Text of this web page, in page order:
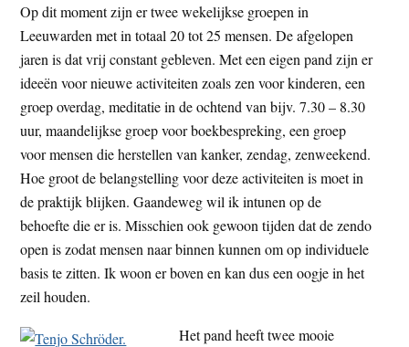
Op dit moment zijn er twee wekelijkse groepen in
Leeuwarden met in totaal 20 tot 25 mensen. De afgelopen
jaren is dat vrij constant gebleven. Met een eigen pand zijn er
ideeën voor nieuwe activiteiten zoals zen voor kinderen, een
groep overdag, meditatie in de ochtend van bijv. 7.30 – 8.30
uur, maandelijkse groep voor boekbespreking, een groep
voor mensen die herstellen van kanker, zendag, zenweekend.
Hoe groot de belangstelling voor deze activiteiten is moet in
de praktijk blijken. Gaandeweg wil ik intunen op de
behoefte die er is. Misschien ook gewoon tijden dat de zendo
open is zodat mensen naar binnen kunnen om op individuele
basis te zitten. Ik woon er boven en kan dus een oogje in het
zeil houden.
Het pand heeft twee mooie